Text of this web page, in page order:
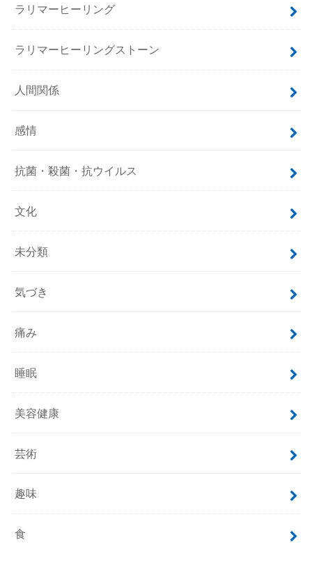
ラリマーヒーリング
ラリマーヒーリングストーン
人間関係
感情
抗菌・殺菌・抗ウイルス
文化
未分類
気づき
痛み
睡眠
美容健康
芸術
趣味
食